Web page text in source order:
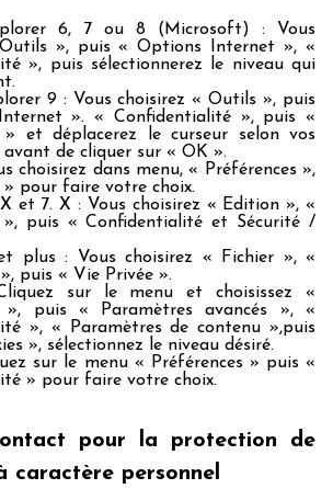
6, 7 ou 8 (Microsoft) : Vous
», puis « Options Internet », «
», puis sélectionnerez le niveau qui
9 : Vous choisirez « Outils », puis
». « Confidentialité », puis «
» et déplacerez le curseur selon vos
avant de cliquer sur « OK ».
choisirez dans menu, « Préférences »,
pour faire votre choix.
et 7. X : Vous choisirez « Edition », «
», puis « Confidentialité et Sécurité /
plus : Vous choisirez « Fichier », «
puis « Vie Privée ».
sur le menu et choisissez «
», puis « Paramètres avancés », «
», « Paramètres de contenu »,puis
», sélectionnez le niveau désiré.
sur le menu « Préférences » puis «
» pour faire votre choix.
pour la protection de
caractère personnel